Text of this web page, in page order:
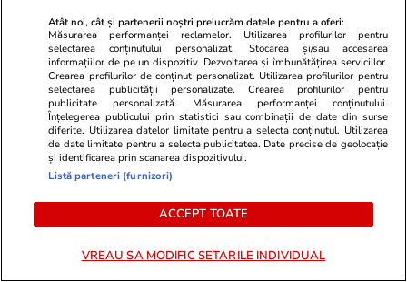
era vândut cu peste 470.000 de euro, a rămas
doar o groapă abandonată printre buruieni. Ce
spun autoritățile din oraș
Știri România 14:57
Schimbarea la Față a Domnului 2026 – tradiții
Horoscop
Atât noi, cât și partenerii noștri prelucrăm datele pentru a oferi:
Măsurarea performanței reclamelor. Utilizarea profilurilor pentru
selectarea conținutului personalizat. Stocarea și/sau accesarea
informațiilor de pe un dispozitiv. Dezvoltarea și îmbunătățirea serviciilor.
Crearea profilurilor de conținut personalizat. Utilizarea profilurilor pentru
selectarea publicității personalizate. Crearea profilurilor pentru
publicitate personalizată. Măsurarea performanței conținutului.
Înțelegerea publicului prin statistici sau combinații de date din surse
diferite. Utilizarea datelor limitate pentru a selecta conținutul. Utilizarea
de date limitate pentru a selecta publicitatea. Date precise de geolocație
și identificarea prin scanarea dispozitivului.
Listă parteneri (furnizori)
ACCEPT TOATE
VREAU SA MODIFIC SETARILE INDIVIDUAL